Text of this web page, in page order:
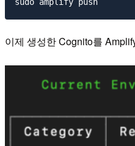
이제 생성한 Cognito를